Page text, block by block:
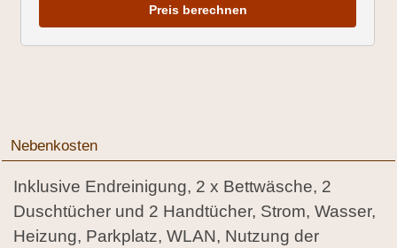
Preis berechnen
Nebenkosten
Inklusive Endreinigung, 2 x Bettwäsche, 2
Duschtücher und 2 Handtücher, Strom, Wasser,
Heizung, Parkplatz, WLAN, Nutzung der